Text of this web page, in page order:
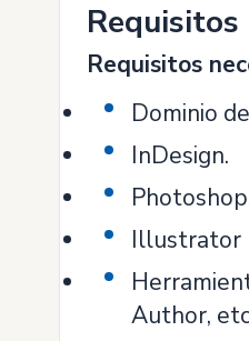
Requisitos
Dominio
InDesign.
Illustrator
Author,